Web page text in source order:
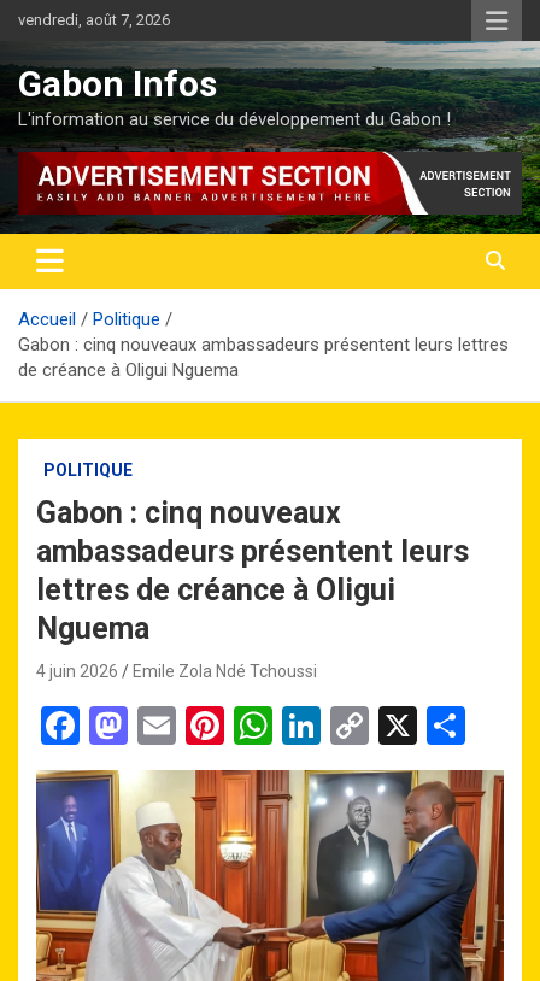
contenu
vendredi, août 7, 2026
Gabon Infos
L'information au service du développement du Gabon !
Accueil
Politique
Gabon : cinq nouveaux ambassadeurs présentent leurs lettres
de créance à Oligui Nguema
POLITIQUE
Gabon : cinq nouveaux
ambassadeurs présentent leurs
lettres de créance à Oligui
Nguema
4 juin 2026 Emile Zola Ndé Tchoussi
F
a
ce
b
o
o
k
M
a
st
o
d
o
E
m
ail
Pi
nt
er
es
t
W
h
at
s
p
p
Li
n
ke
dI
C
o
py
Li
n
k
X
ar
ta
g
er